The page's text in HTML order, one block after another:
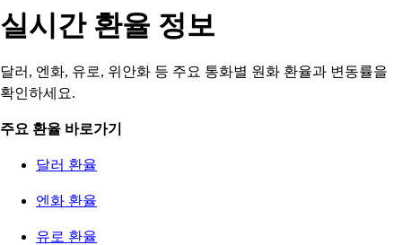
실시간 환율 정보
달러, 엔화, 유로, 위안화 등 주요 통화별 원화 환율과 변동률을
확인하세요.
주요 환율 바로가기
달러 환율
엔화 환율
유로 환율